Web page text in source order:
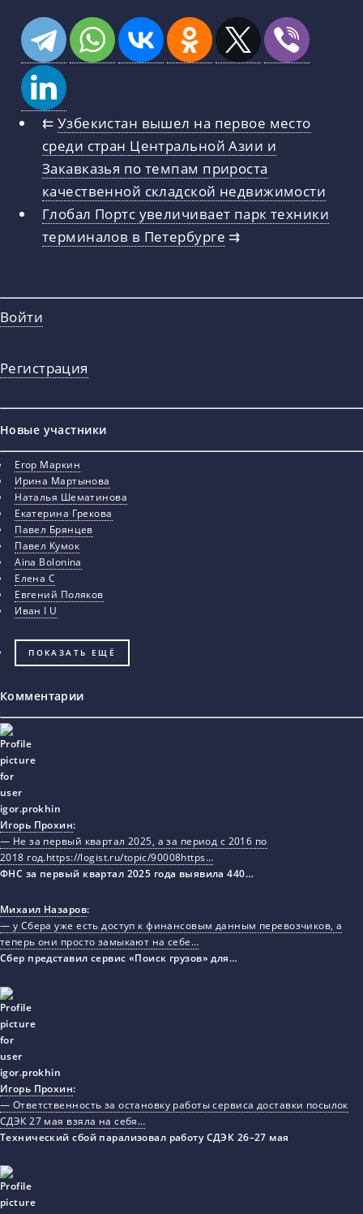
⇇ Узбекистан вышел на первое место
среди стран Центральной Азии и
Закавказья по темпам прироста
качественной складской недвижимости
Глобал Портс увеличивает парк техники
терминалов в Петербурге ⇉
Войти
Регистрация
Новые участники
Егор Маркин
Ирина Мартынова
Наталья Шематинова
Екатерина Грекова
Павел Брянцев
Павел Кумок
Aina Bolonina
Елена С
Евгений Поляков
Иван I U
ПОКАЗАТЬ ЕЩЁ
Комментарии
Игорь Прохин:
— Не за первый квартал 2025, а за период с 2016 по
2018 год.https://logist.ru/topic/90008https…
ФНС за первый квартал 2025 года выявила 440…
Михаил Назаров:
— у Сбера уже есть доступ к финансовым данным перевозчиков, а
теперь они просто замыкают на себе…
Сбер представил сервис «Поиск грузов» для…
Игорь Прохин:
— Ответственность за остановку работы сервиса доставки посылок
СДЭК 27 мая взяла на себя…
Технический сбой парализовал работу СДЭК 26–27 мая